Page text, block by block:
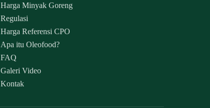
Harga Minyak Goreng
Regulasi
Harga Referensi CPO
Apa itu Oleofood?
FAQ
Galeri Video
Kontak